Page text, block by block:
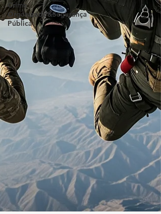
Crime
Organizado&Segurança
Pública